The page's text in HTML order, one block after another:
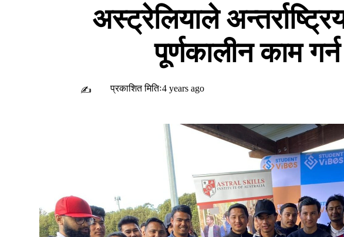
अस्ट्रेलियाले अन्तर्राष्ट्रिय
पूर्णकालीन काम
✍ प्रकाशित मितिः4 years ago